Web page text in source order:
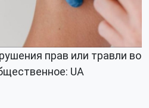
прав или травли во
UA